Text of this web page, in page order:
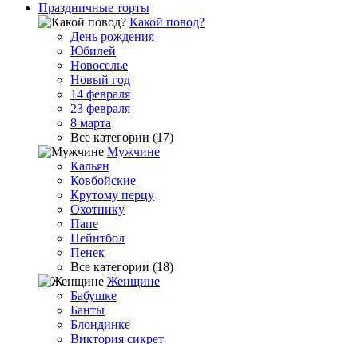
Праздничные торты
Какой повод?
День рождения
Юбилей
Новоселье
Новый год
14 февраля
23 февраля
8 марта
Все категории (17)
Мужчине
Кальян
Ковбойские
Крутому перцу
Охотнику
Папе
Пейнтбол
Пенек
Все категории (18)
Женщине
Бабушке
Банты
Блондинке
Виктория сикрет